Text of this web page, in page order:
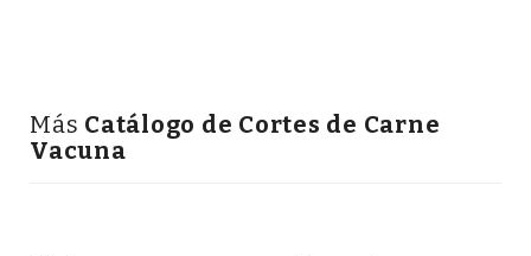
Más Catálogo de Cortes de Carne
Vacuna